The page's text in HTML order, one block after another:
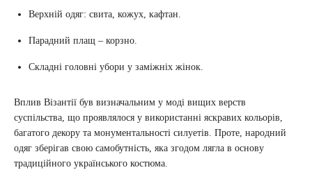
Верхній одяг: свита, кожух, кафтан.
Парадний плащ – корзно.
Складні головні убори у заміжніх жінок.
Вплив Візантії був визначальним у моді вищих верств
суспільства, що проявлялося у використанні яскравих кольорів,
багатого декору та монументальності силуетів. Проте, народний
одяг зберігав свою самобутність, яка згодом лягла в основу
традиційного українського костюма.